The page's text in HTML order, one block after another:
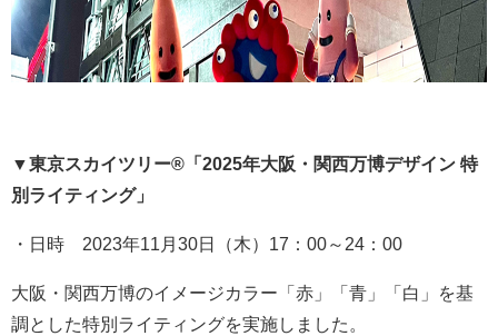
▼東京スカイツリー® 「 2025年大阪・関西万博デザイン 特
別ライティング」
・日時 2023年11月30日（木）17：00～24：00
大阪・関西万博のイメージカラー「赤」「青」「白」を基
調とした特別ライティングを実施しました。